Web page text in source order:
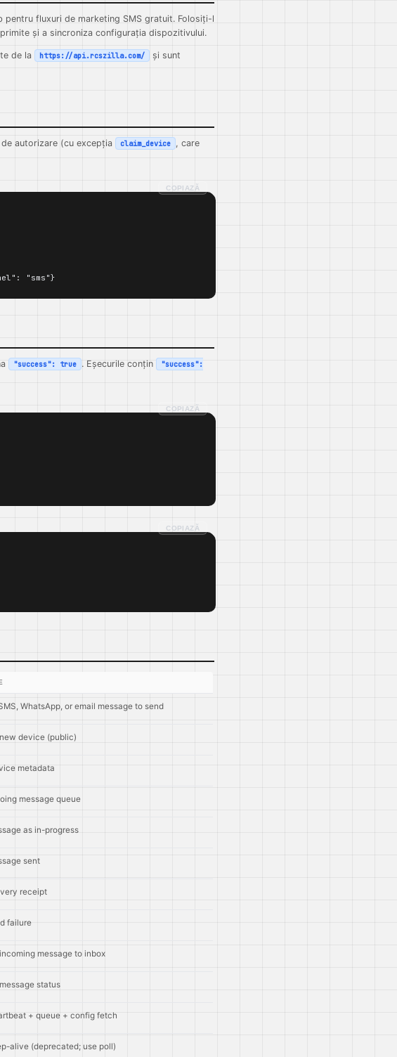
pentru fluxuri de marketing SMS gratuit. Folosiți-l
și a sincroniza configurația dispozitivului.
de la https://api.rcszilla.com/
și sunt
autorizare (cu excepția claim_device , care
"sms"}
COPIAZĂ
"success": true . Eșecurile conțin
"success":
COPIAZĂ
COPIAZĂ
WhatsApp, or email message to send
device (public)
metadata
message queue
as in-progress
sent
receipt
failure
message to inbox
status
+ queue + config fetch
alive (deprecated; use poll)